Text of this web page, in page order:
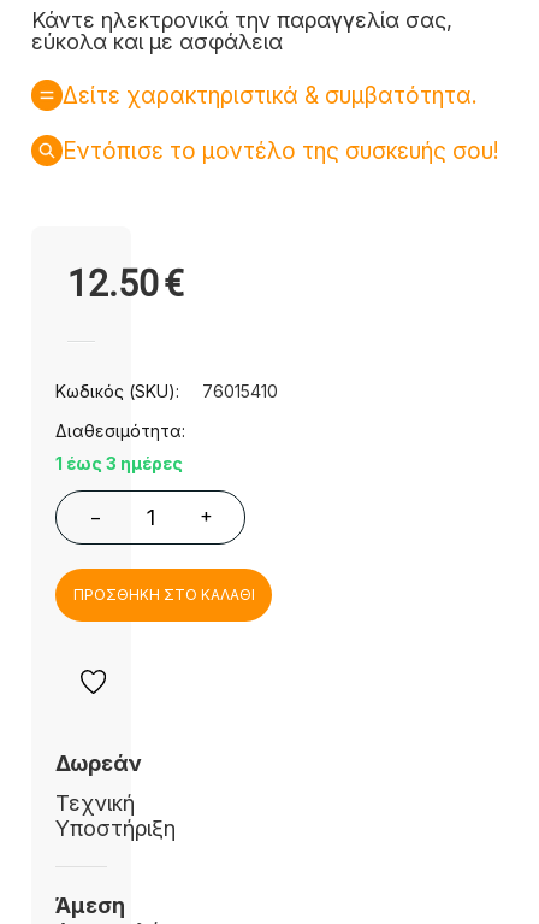
Κάντε ηλεκτρονικά την παραγγελία σας,
εύκολα και με ασφάλεια
Δείτε χαρακτηριστικά & συμβατότητα.
Εντόπισε το μοντέλο της συσκευής σου!
12.50€
Κωδικός (SKU):
76015410
Διαθεσιμότητα:
1 έως 3 ημέρες
− +
ΠΡΟΣΘΗΚΗ ΣΤΟ ΚΑΛΑΘΙ
Δωρεάν
Τεχνική
Υποστήριξη
Άμεση